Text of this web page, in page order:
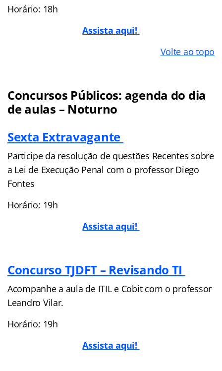
Horário: 18h
Assista aqui!
Volte ao topo
Concursos Públicos: agenda do dia
de aulas – Noturno
Sexta Extravagante
Participe da resolução de questões Recentes sobre
a Lei de Execução Penal com o professor Diego
Fontes
Horário: 19h
Assista aqui!
Concurso TJDFT – Revisando TI
Acompanhe a aula de ITIL e Cobit com o professor
Leandro Vilar.
Horário: 19h
Assista aqui!